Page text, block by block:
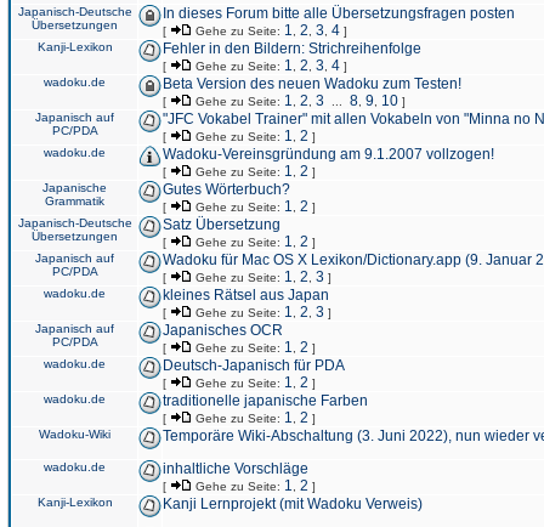
Japanisch-Deutsche
Übersetzungen
In dieses Forum bitte alle Übersetzungsfragen posten
[ Gehe zu Seite: 1 2 3 4 ]
Kanji-Lexikon
Fehler in den Bildern: Strichreihenfolge
[ Gehe zu Seite: 1 2 3 4 ]
wadoku.de
Beta Version des neuen Wadoku zum Testen!
[ Gehe zu Seite: 1 2 3 8 9 10 ]
Japanisch auf
PC/PDA
"JFC Vokabel Trainer" mit allen Vokabeln von "Minna no
[ Gehe zu Seite: 1 2 ]
wadoku.de
Wadoku-Vereinsgründung am 9.1.2007 vollzogen!
[ Gehe zu Seite: 1 2 ]
Japanische
Grammatik
Gutes Wörterbuch?
[ Gehe zu Seite: 1 2 ]
Japanisch-Deutsche
Übersetzungen
Satz Übersetzung
[ Gehe zu Seite: 1 2 ]
Japanisch auf
PC/PDA
Wadoku für Mac OS X Lexikon/Dictionary.app (9. Januar
[ Gehe zu Seite: 1 2 3 ]
wadoku.de
kleines Rätsel aus Japan
[ Gehe zu Seite: 1 2 3 ]
Japanisch auf
PC/PDA
Japanisches OCR
[ Gehe zu Seite: 1 2 ]
wadoku.de
Deutsch-Japanisch für PDA
[ Gehe zu Seite: 1 2 ]
wadoku.de
traditionelle japanische Farben
[ Gehe zu Seite: 1 2 ]
Wadoku-Wiki
Temporäre Wiki-Abschaltung (3. Juni 2022), nun wieder
wadoku.de inhaltliche Vorschläge
[ Gehe zu Seite: 1 2 ]
Kanji-Lexikon
Kanji Lernprojekt (mit Wadoku Verweis)